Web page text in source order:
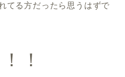
てる方だったら思うはずで
！